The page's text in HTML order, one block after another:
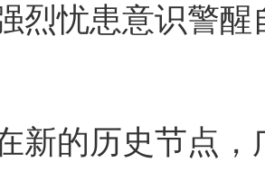
烈忧患意识警
的历史节点，